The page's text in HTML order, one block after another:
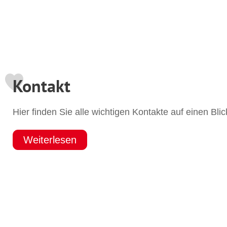
Kontakt
Hier finden Sie alle wichtigen Kontakte auf einen
Weiterlesen